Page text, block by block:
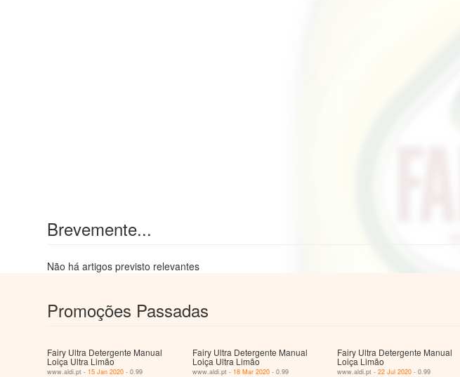
Brevemente...
Não há artigos previsto relevantes
Promoções Passadas
Fairy Ultra Detergente Manual
Loiça Ultra Limão
www.aldi.pt - 15 Jan 2020 - 0.99
Fairy Ultra Detergente Manual
Loiça Ultra Limão
www.aldi.pt - 18 Mar 2020- 0.99
Fairy Ultra Detergente Manual
Loiça Limão
www.aldi.pt -22 Jul 2020 - 0.99